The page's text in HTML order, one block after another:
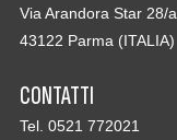
Via Arandora Star 28/a
43122 Parma (ITALIA)
CONTATTI
Tel. 0521 772021